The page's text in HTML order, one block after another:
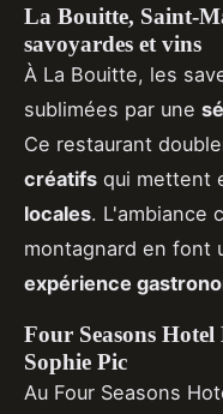
La Bouitte, Saint-
savoyardes et vins
À La Bouitte, les
sublimées par une
Ce restaurant
créatifs qui mettent
locales. L'ambiance
montagnard en font
expérience
Four Seasons
Sophie Pic
Au Four Seasons